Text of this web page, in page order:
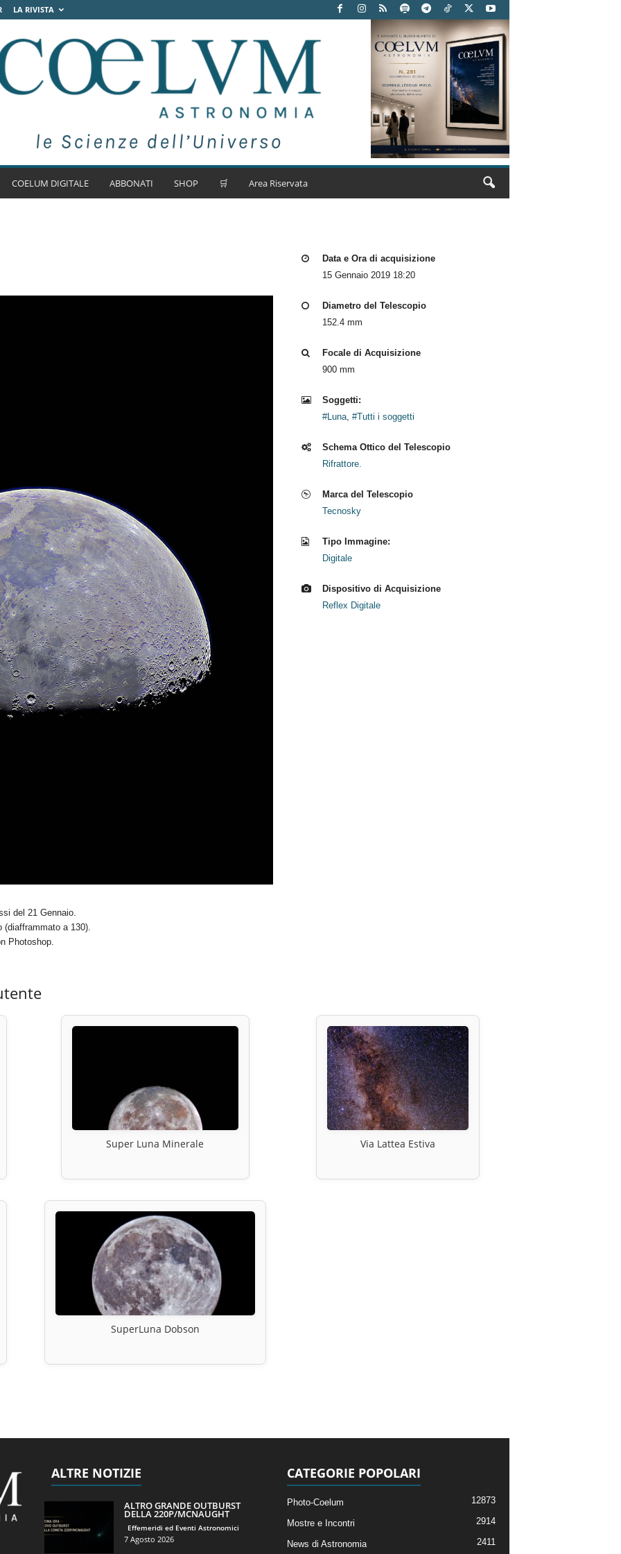
LA RIVISTA
COELUM DIGITALE ABBONATI SHOP 🛒 Area Riservata
del 21 Gennaio.
a 130).
Photoshop.
Data e Ora di acquisizione
15 Gennaio 2019 18:20
Diametro del Telescopio
152.4 mm
Focale di Acquisizione
900 mm
Soggetti:
#Luna, #Tutti i soggetti
Schema Ottico del Telescopio
Rifrattore.
Marca del Telescopio
Tecnosky
Tipo Immagine:
Digitale
Dispositivo di Acquisizione
Reflex Digitale
Super Luna Minerale Via Lattea Estiva
SuperLuna Dobson
ALTRE NOTIZIE
ALTRO GRANDE OUTBURST
DELLA 220P/MCNAUGHT
Effemeridi ed Eventi Astronomici
7 Agosto 2026
CATEGORIE POPOLARI
Photo-Coelum 12873
Mostre e Incontri 2914
News di Astronomia 2411